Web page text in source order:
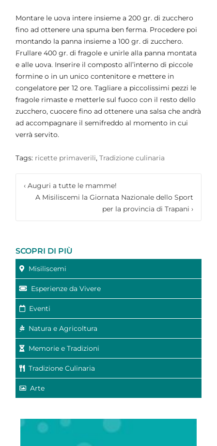
Montare le uova intere insieme a 200 gr. di zucchero
fino ad ottenere una spuma ben ferma. Procedere poi
montando la panna insieme a 100 gr. di zucchero.
Frullare 400 gr. di fragole e unirle alla panna montata
e alle uova. Inserire il composto all’interno di piccole
formine o in un unico contenitore e mettere in
congelatore per 12 ore. Tagliare a piccolissimi pezzi le
fragole rimaste e metterle sul fuoco con il resto dello
zucchero, cuocere fino ad ottenere una salsa che andrà
ad accompagnare il semifreddo al momento in cui
verrà servito.
Tags: ricette primaverili, Tradizione culinaria
‹ Auguri a tutte le mamme!
A Misiliscemi la Giornata Nazionale dello Sport
per la provincia di Trapani ›
SCOPRI DI PIÙ
Misiliscemi
Esperienze da Vivere
Eventi
Natura e Agricoltura
Memorie e Tradizioni
Tradizione Culinaria
Arte